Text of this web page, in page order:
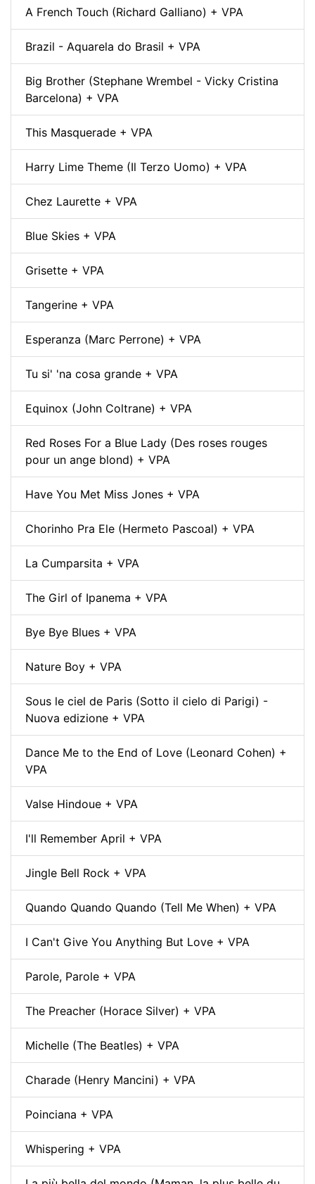
A French Touch (Richard Galliano) + VPA
Brazil - Aquarela do Brasil + VPA
Big Brother (Stephane Wrembel - Vicky Cristina
Barcelona) + VPA
This Masquerade + VPA
Harry Lime Theme (Il Terzo Uomo) + VPA
Chez Laurette + VPA
Blue Skies + VPA
Grisette + VPA
Tangerine + VPA
Esperanza (Marc Perrone) + VPA
Tu si' 'na cosa grande + VPA
Equinox (John Coltrane) + VPA
Red Roses For a Blue Lady (Des roses rouges
pour un ange blond) + VPA
Have You Met Miss Jones + VPA
Chorinho Pra Ele (Hermeto Pascoal) + VPA
La Cumparsita + VPA
The Girl of Ipanema + VPA
Bye Bye Blues + VPA
Nature Boy + VPA
Sous le ciel de Paris (Sotto il cielo di Parigi) -
Nuova edizione + VPA
Dance Me to the End of Love (Leonard Cohen) +
VPA
Valse Hindoue + VPA
I'll Remember April + VPA
Jingle Bell Rock + VPA
Quando Quando Quando (Tell Me When) + VPA
I Can't Give You Anything But Love + VPA
Parole, Parole + VPA
The Preacher (Horace Silver) + VPA
Michelle (The Beatles) + VPA
Charade (Henry Mancini) + VPA
Poinciana + VPA
Whispering + VPA